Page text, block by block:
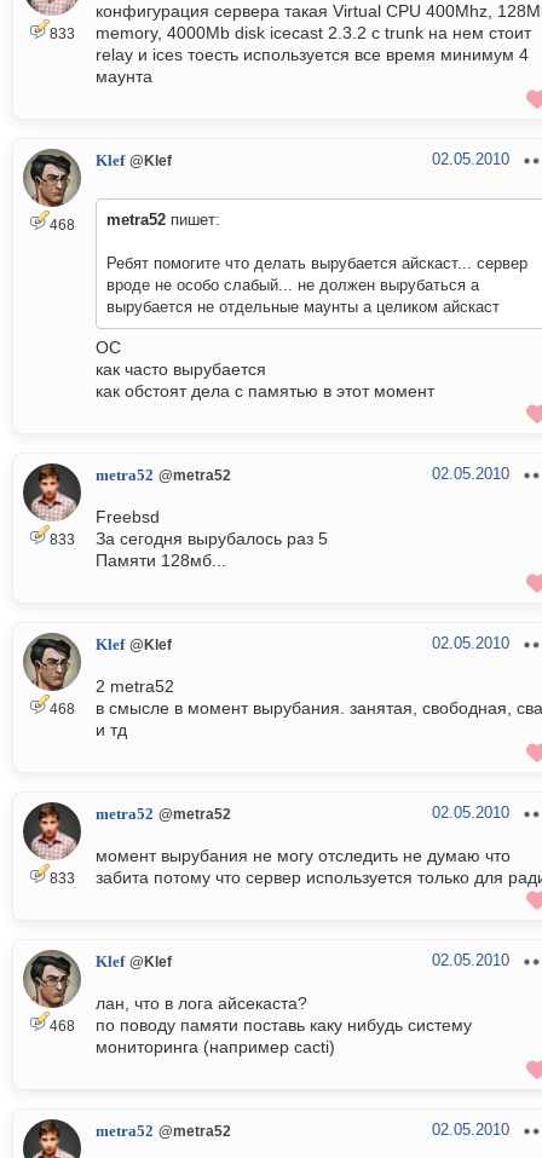
833
конфигурация сервера такая Virtual CPU 400Mhz,
memory, 4000Mb disk icecast 2.3.2 с trunk на нем стоит
relay и ices тоесть используется все время минимум 4
маунта
468
Klef @Klef 02.05.2010
metra52 пишет:
Ребят помогите что делать вырубается айскаст... сервер
вроде не особо слабый... не должен вырубаться а
вырубается не отдельные маунты а целиком айскаст
ОС
как часто вырубается
как обстоят дела с памятью в этот момент
833
metra52 @metra52 02.05.2010
Freebsd
За сегодня вырубалось раз 5
Памяти 128мб...
468
Klef @Klef 02.05.2010
2 metra52
в смысле в момент вырубания. занятая, свободная,
и тд
833
metra52 @metra52 02.05.2010
момент вырубания не могу отследить не думаю что
забита потому что сервер используется только для
468
Klef @Klef 02.05.2010
лан, что в лога айсекаста?
по поводу памяти поставь каку нибудь систему
мониторинга (например cacti)
metra52 @metra52 02.05.2010